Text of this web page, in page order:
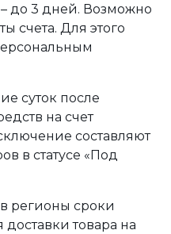
до 3 дней. Возможно
счета. Для этого
суток после
на счет
составляют
в статусе «Под
регионы сроки
товара на